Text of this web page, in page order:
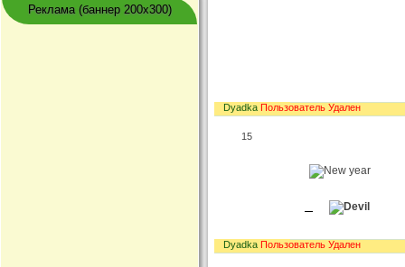
Реклама (баннер 200x300)
Dyadka Пользователь Удален
15
Dyadka Пользователь Удален